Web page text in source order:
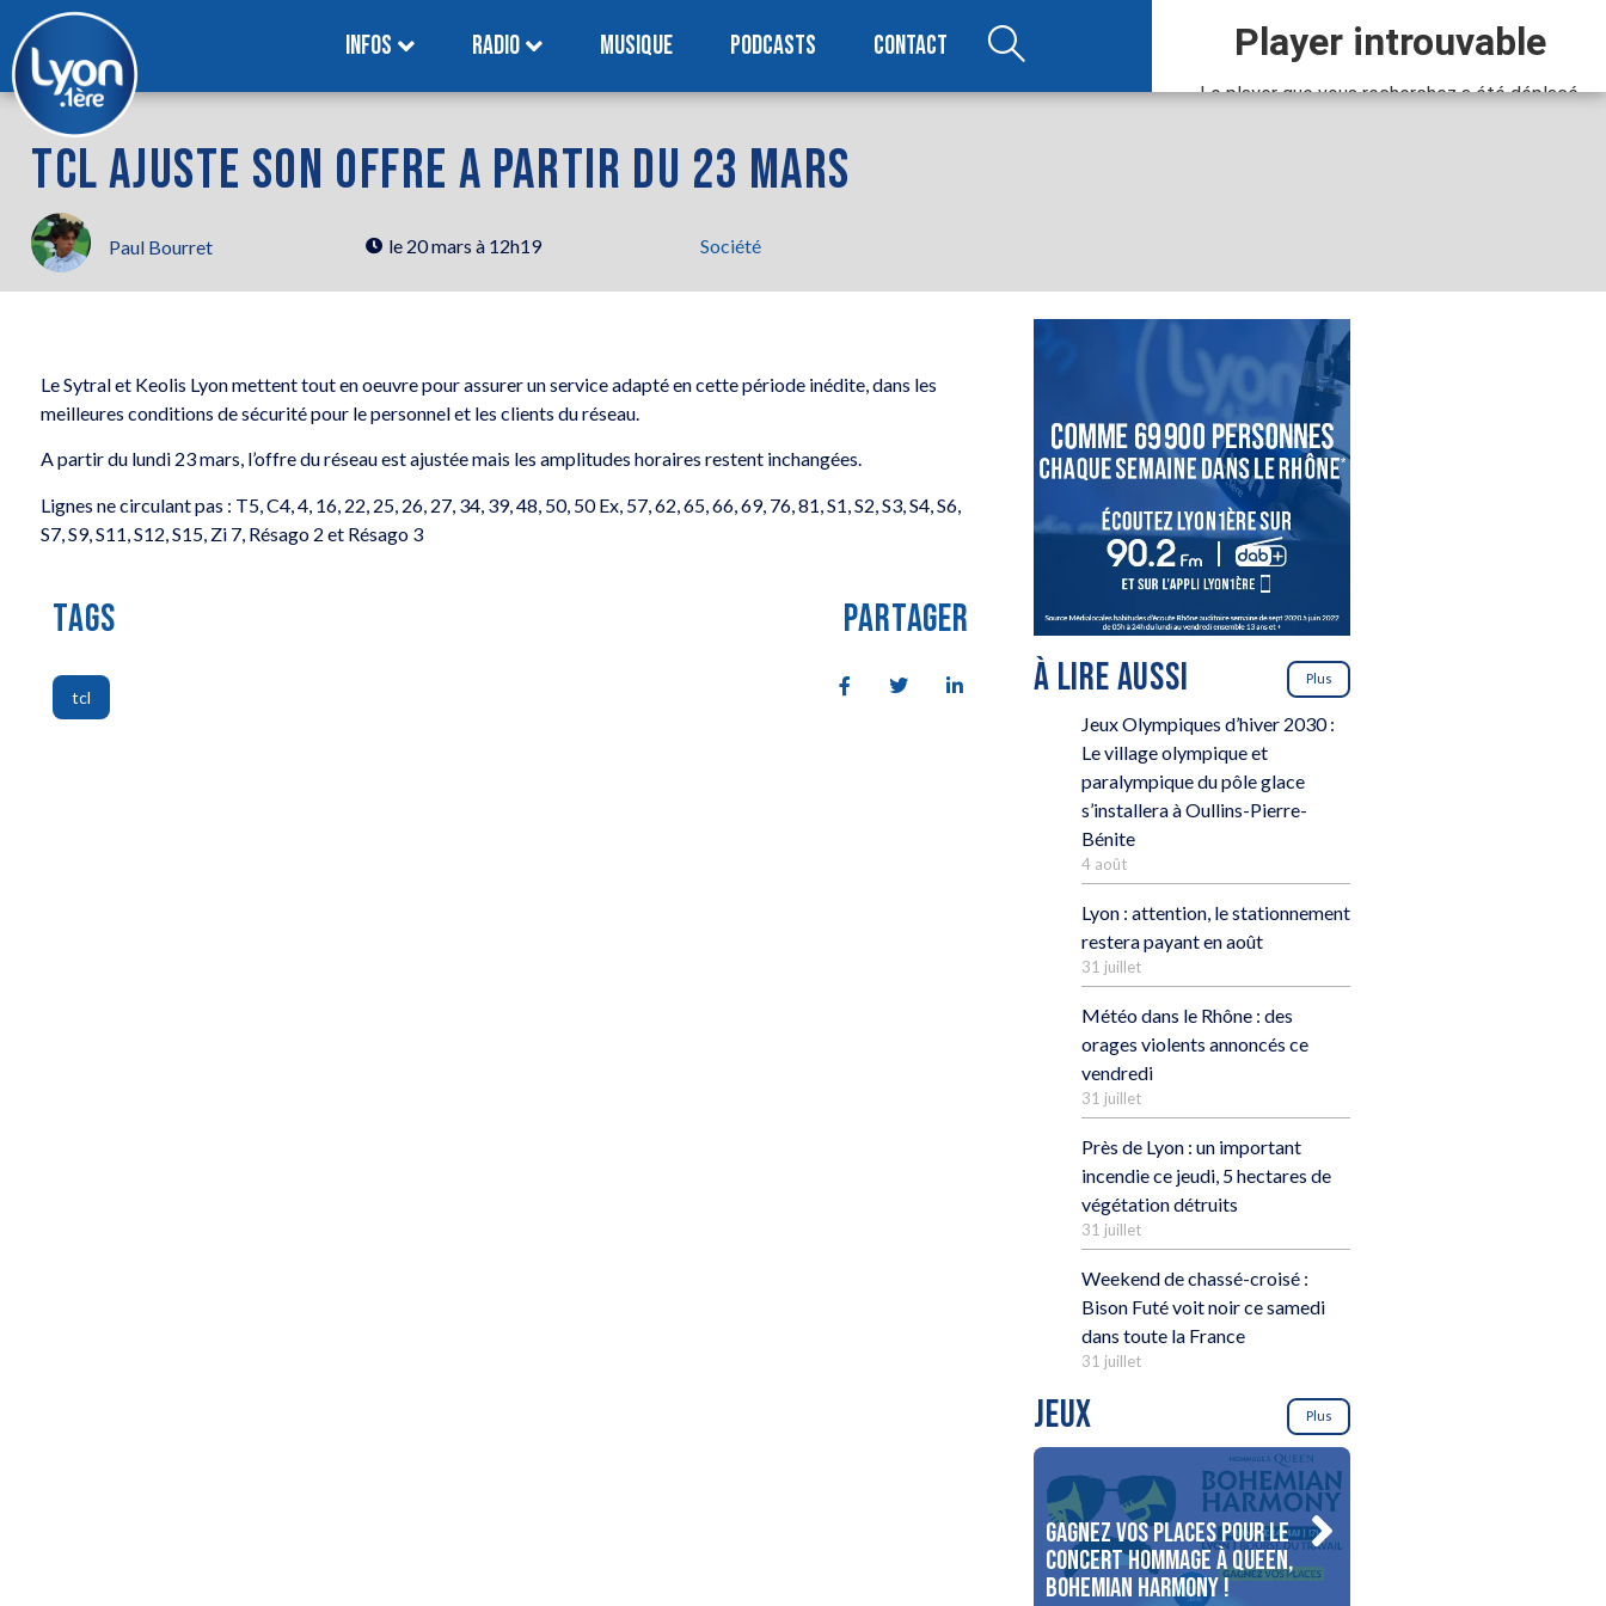
INFOS RADIO MUSIQUE PODCASTS CONTACT
TCL AJUSTE SON OFFRE A PARTIR DU 23 MARS
Paul Bourret le 20 mars à 12h19 Société
Le Sytral et Keolis Lyon mettent tout en oeuvre pour assurer un service adapté en cette période inédite, dans les
meilleures conditions de sécurité pour le personnel et les clients du réseau.
A partir du lundi 23 mars, l’offre du réseau est ajustée mais les amplitudes horaires restent inchangées.
Lignes ne circulant pas : T5, C4, 4, 16, 22, 25, 26, 27, 34, 39, 48, 50, 50 Ex, 57, 62, 65, 66, 69, 76, 81, S1, S2, S3, S4, S6,
S7, S9, S11, S12, S15, Zi 7, Résago 2 et Résago 3
TAGS
tcl
PARTAGER
À LIRE AUSSI
Plus
Jeux Olympiques d’hiver 2030 :
Le village olympique et
paralympique du pôle glace
s’installera à Oullins-Pierre-
Bénite
4 août
Lyon : attention, le stationnement
restera payant en août
31 juillet
Météo dans le Rhône : des
orages violents annoncés ce
vendredi
31 juillet
Près de Lyon : un important
incendie ce jeudi, 5 hectares de
végétation détruits
31 juillet
Weekend de chassé-croisé :
Bison Futé voit noir ce samedi
dans toute la France
31 juillet
JEUX Plus
Gagnez vos places pour le
concert Hommage à Queen,
Bohemian Harmony !